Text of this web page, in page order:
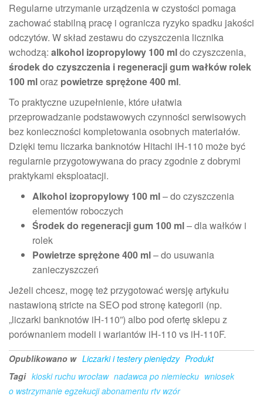
Regularne utrzymanie urządzenia w czystości pomaga
zachować stabilną pracę i ogranicza ryzyko spadku jakości
odczytów. W skład zestawu do czyszczenia licznika
wchodzą: alkohol izopropylowy 100 mldo czyszczenia,
środek do czyszczenia i regeneracji gum wałków rolek
100 mloraz powietrze sprężone 400 ml.
To praktyczne uzupełnienie, które ułatwia
przeprowadzanie podstawowych czynności serwisowych
bez konieczności kompletowania osobnych materiałów.
Dzięki temu liczarka banknotów Hitachi iH-110 może być
regularnie przygotowywana do pracy zgodnie z dobrymi
praktykami eksploatacji.
Alkohol izopropylowy 100 ml– do czyszczenia
elementów roboczych
Środek do regeneracji gum 100 ml– dla wałków i
rolek
Powietrze sprężone 400 ml– do usuwania
zanieczyszczeń
Jeżeli chcesz, mogę też przygotować wersję artykułu
nastawioną stricte na SEO pod stronę kategorii (np.
„liczarki banknotów iH-110”) albo pod ofertę sklepu z
porównaniem modeli i wariantów iH-110 vs iH-110F.
Opublikowano w Liczarki i testery pieniędzy Produkt
Tagi kioski ruchu wrocław nadawca po niemiecku wniosek
o wstrzymanie egzekucji abonamentu rtv wzór